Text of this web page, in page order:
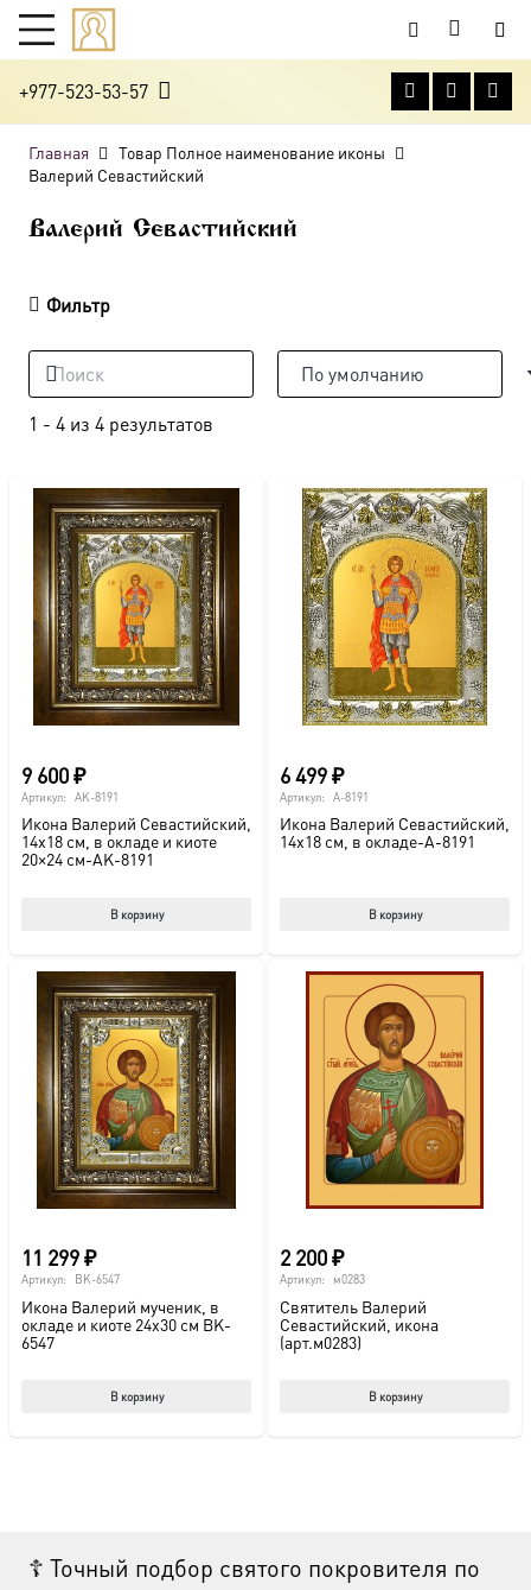
+977-523-53-57
Главная
Товар Полное наименование иконы
Валерий Севастийский
Валерий Севастийский
Фильтр
1 - 4 из 4 результатов
9 600₽
Артикул: AK-8191
Икона Валерий Севастийский,
14х18 см, в окладе и киоте
20×24 см-AK-8191
В корзину
6 499₽
Артикул: A-8191
Икона Валерий Севастийский,
14х18 см, в окладе-A-8191
В корзину
11 299₽
Артикул: BK-6547
Икона Валерий мученик, в
окладе и киоте 24х30 см BK-
6547
В корзину
2 200₽
Артикул: м0283
Святитель Валерий
Севастийский, икона
(арт.м0283)
В корзину
☦ Точный подбор святого покровителя по